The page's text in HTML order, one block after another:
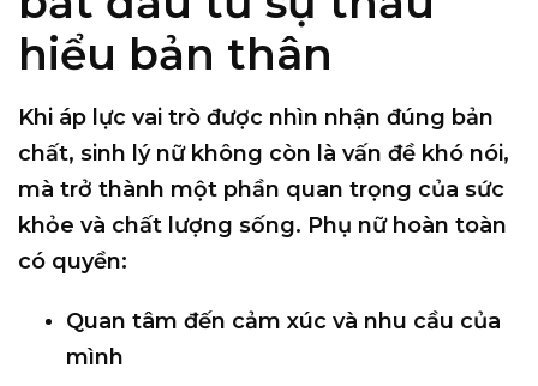
hiểu bản thân
Khi áp lực vai trò được nhìn nhận đúng bản
chất, sinh lý nữ không còn là vấn đề khó nói,
mà trở thành một phần quan trọng của sức
khỏe và chất lượng sống. Phụ nữ hoàn toàn
có quyền:
Quan tâm đến cảm xúc và nhu cầu của
mình